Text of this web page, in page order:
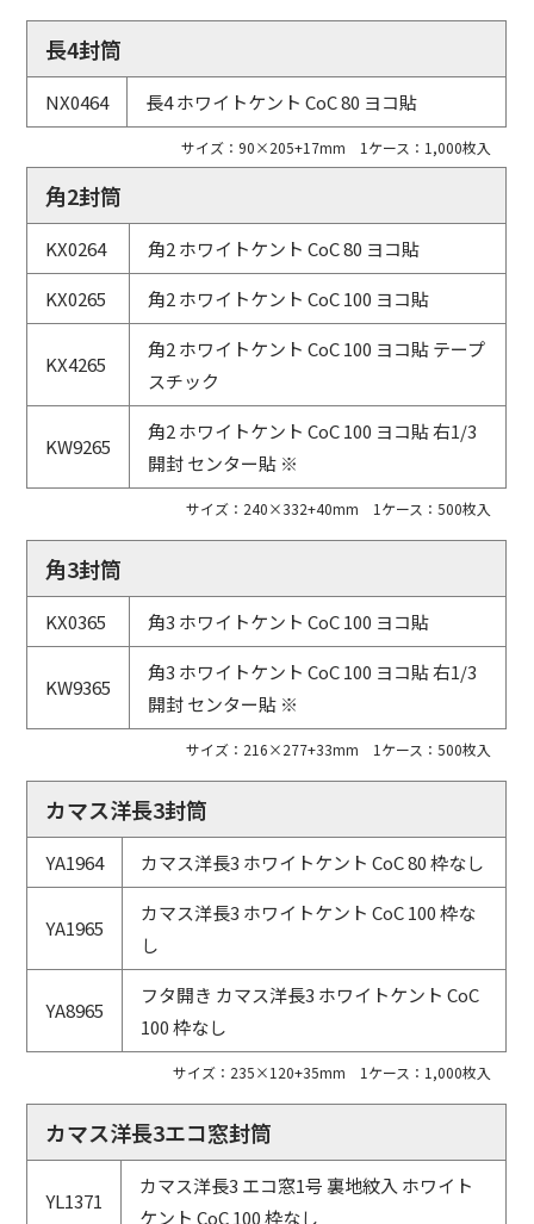
長4封筒
NX0464 長4 ホワイトケント CoC 80 ヨコ貼
サイズ：90×205+17mm 1ケース：1,000枚入
角2封筒
KX0264
角2 ホワイトケント CoC 80 ヨコ貼
KX0265
角2 ホワイトケント CoC 100 ヨコ貼
KX4265
角2 ホワイトケント CoC 100 ヨコ貼 テープ
スチック
KW9265
角2 ホワイトケント CoC 100 ヨコ貼 右1/3
開封 センター貼 ※
サイズ：240×332+40mm 1ケース：500枚入
角3封筒
KX0365 角3 ホワイトケント CoC 100 ヨコ貼
KW9365
角3 ホワイトケント CoC 100 ヨコ貼 右1/3
開封 センター貼 ※
サイズ：216×277+33mm 1ケース：500枚入
カマス洋長3封筒
YA1964 カマス洋長3 ホワイトケント CoC 80 枠なし
YA1965
カマス洋長3 ホワイトケント CoC 100 枠な
し
YA8965
フタ開き カマス洋長3 ホワイトケント CoC
100 枠なし
サイズ：235×120+35mm 1ケース：1,000枚入
カマス洋長3エコ窓封筒
YL1371
カマス洋長3 エコ窓1号 裏地紋入 ホワイト
ケント CoC 100 枠なし